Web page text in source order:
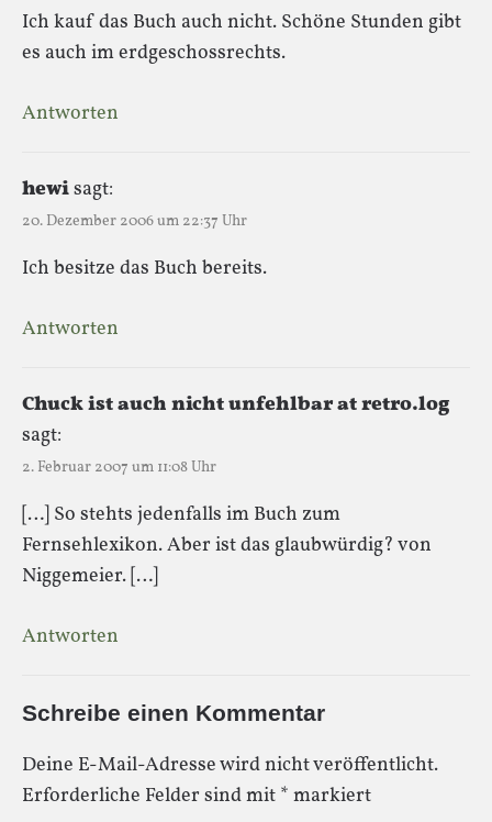
Ich kauf das Buch auch nicht. Schöne Stunden gibt
es auch im erdgeschossrechts.
Antworten
hewisagt:
20. Dezember 2006 um 22:37 Uhr
Ich besitze das Buch bereits.
Antworten
Chuck ist auch nicht unfehlbar at retro.log
sagt:
2. Februar 2007 um 11:08 Uhr
[…] So stehts jedenfalls im Buch zum
Fernsehlexikon. Aber ist das glaubwürdig? von
Niggemeier. […]
Antworten
Schreibe einen Kommentar
Deine E-Mail-Adresse wird nicht veröffentlicht.
Erforderliche Felder sind mit * markiert